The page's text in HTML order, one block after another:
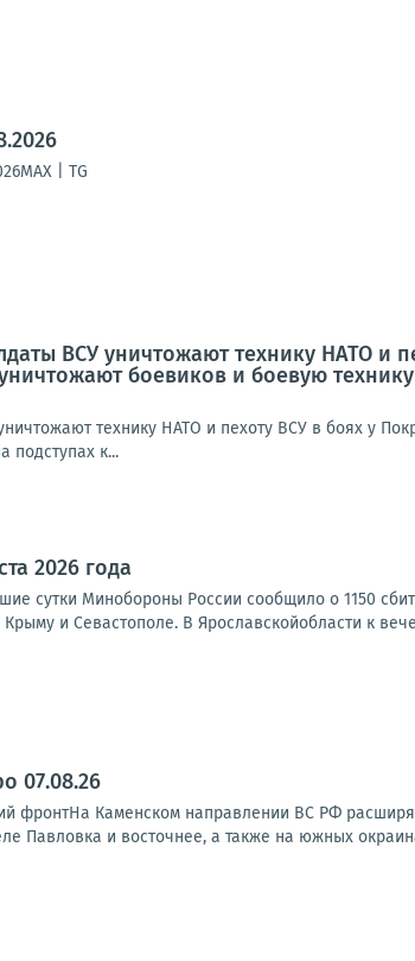
| TG
ВСУ уничтожают технику НАТО и
боевиков и боевую
технику НАТО и пехоту ВСУ в боях у
подступах к...
2026 года
сутки Минобороны России сообщило о 1150
и Севастополе. В Ярославскойобласти к
07.08.26
фронтНа Каменском направлении ВС РФ
Павловка и восточнее, а также на южных